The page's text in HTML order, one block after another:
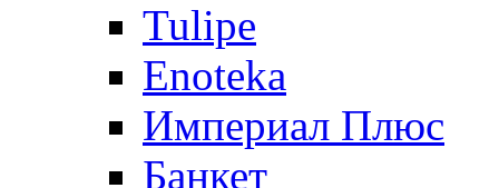
Tulipe
Enoteka
Империал Плюс
Банкет